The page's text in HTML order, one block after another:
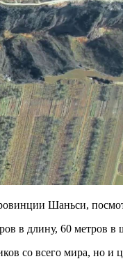
Шаньси,
в длину, 60 метров
со всего мира, но